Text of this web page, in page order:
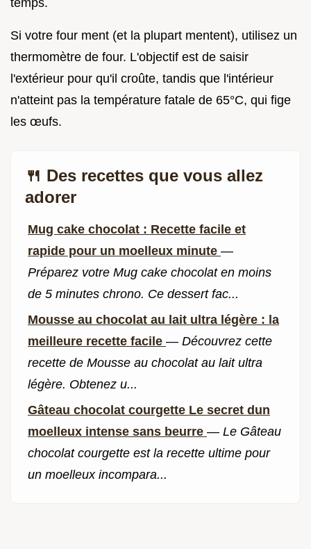
temps.
Si votre four ment (et la plupart mentent), utilisez un
thermomètre de four. L'objectif est de saisir
l'extérieur pour qu'il croûte, tandis que l'intérieur
n'atteint pas la température fatale de 65°C, qui fige
les œufs.
🍴 Des recettes que vous allez
adorer
Mug cake chocolat : Recette facile et
rapide pour un moelleux minute —
Préparez votre Mug cake chocolat en moins
de 5 minutes chrono. Ce dessert fac...
Mousse au chocolat au lait ultra légère : la
meilleure recette facile — Découvrez cette
recette de Mousse au chocolat au lait ultra
légère. Obtenez u...
Gâteau chocolat courgette Le secret dun
moelleux intense sans beurre — Le Gâteau
chocolat courgette est la recette ultime pour
un moelleux incompara...